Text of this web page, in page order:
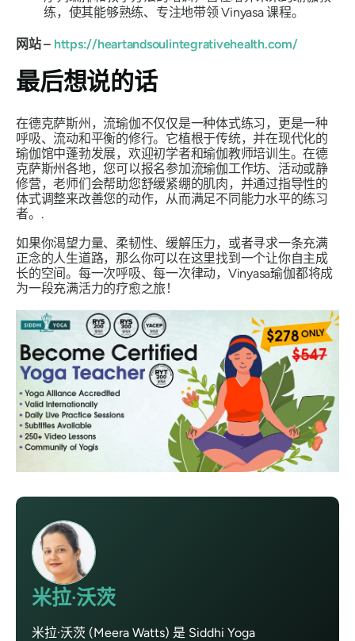
练，使其能够熟练、专注地带领 Vinyasa 课程。
网站 – https://heartandsoulintegrativehealth.com/
最后想说的话
在德克萨斯州，流瑜伽不仅仅是一种体式练习，更是一种
呼吸、流动和平衡的修行。它植根于传统，并在现代化的
瑜伽馆中蓬勃发展，欢迎初学者和瑜伽教师培训生。在德
克萨斯州各地，您可以报名参加流瑜伽工作坊、活动或静
修营，老师们会帮助您舒缓紧绷的肌肉，并通过指导性的
体式调整来改善您的动作，从而满足不同能力水平的练习
者。.
如果你渴望力量、柔韧性、缓解压力，或者寻求一条充满
正念的人生道路，那么你可以在这里找到一个让你自主成
长的空间。每一次呼吸、每一次律动，Vinyasa瑜伽都将成
为一段充满活力的疗愈之旅！
米拉·沃茨
米拉·沃茨 (Meera Watts) 是 Siddhi Yoga